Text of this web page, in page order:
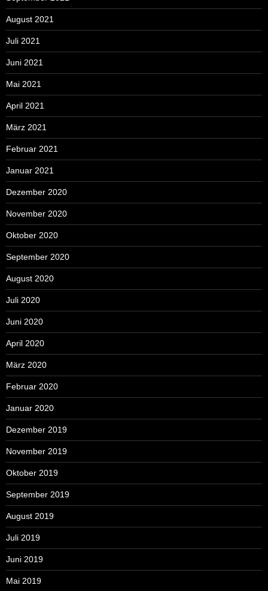
August 2021
Juli 2021
Juni 2021
Mai 2021
April 2021
März 2021
Februar 2021
Januar 2021
Dezember 2020
November 2020
Oktober 2020
September 2020
August 2020
Juli 2020
Juni 2020
April 2020
März 2020
Februar 2020
Januar 2020
Dezember 2019
November 2019
Oktober 2019
September 2019
August 2019
Juli 2019
Juni 2019
Mai 2019